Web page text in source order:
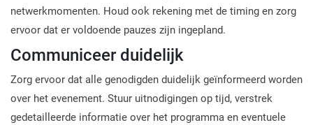
netwerkmomenten. Houd ook rekening met de timing en zorg
ervoor dat er voldoende pauzes zijn ingepland.
Communiceer duidelijk
Zorg ervoor dat alle genodigden duidelijk geïnformeerd worden
over het evenement. Stuur uitnodigingen op tijd, verstrek
gedetailleerde informatie over het programma en eventuele